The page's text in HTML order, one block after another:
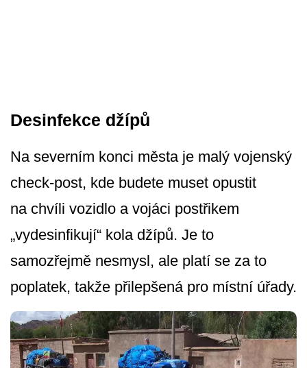
Desinfekce džípů
Na severním konci města je malý vojenský
check-post, kde budete muset opustit
na chvíli vozidlo a vojáci postřikem
„vydesinfikují“ kola džípů. Je to
samozřejmě nesmysl, ale platí se za to
poplatek, takže přilepšená pro místní úřady.